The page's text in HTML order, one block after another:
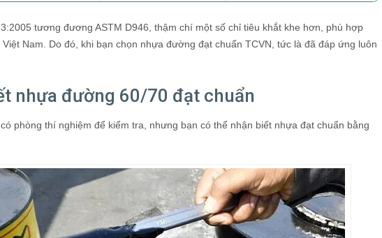
tương đương ASTM D946, thậm chí một số chỉ tiêu khắt khe hơn, phù hợp
Nam. Do đó, khi bạn chọn nhựa đường đạt chuẩn TCVN, tức là đã đáp ứng luôn
nhựa đường 60/70 đạt chuẩn
phòng thí nghiệm để kiểm tra, nhưng bạn có thể nhận biết nhựa đạt chuẩn bằng